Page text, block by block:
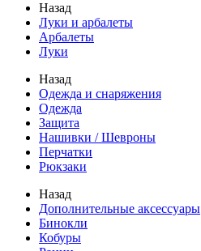
Назад
Луки и арбалеты
Арбалеты
Луки
Назад
Одежда и снаряжения
Одежда
Защита
Нашивки / Шевроны
Перчатки
Рюкзаки
Назад
Дополнительные аксессуары
Бинокли
Кобуры